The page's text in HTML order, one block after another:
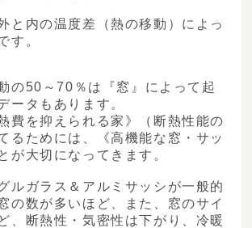
と内の温度差（熱の移動）によっ
す。
の50～70％は『窓』によって起
ータもあります。
費を抑えられる家》（断熱性能の
るためには、《高機能な窓・サッ
が大切になってきます。
ルガラス＆アルミサッシが一般的
の数が多いほど、また、窓のサイ
、断熱性・気密性は下がり、冷暖